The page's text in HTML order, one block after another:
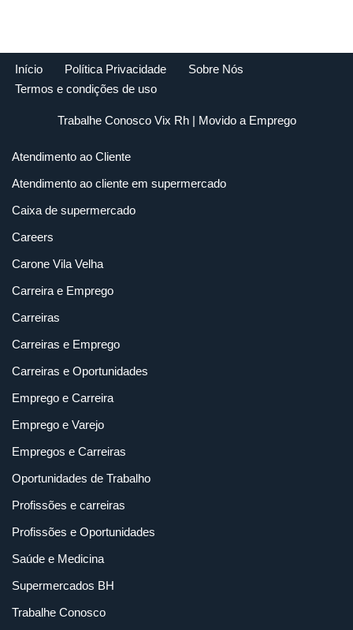
Início Política Privacidade
Sobre Nós
Termos e condições de uso
Trabalhe Conosco Vix Rh| Movido a Emprego
Atendimento ao Cliente
Atendimento ao cliente em supermercado
Caixa de supermercado
Careers
Carone Vila Velha
Carreira e Emprego
Carreiras
Carreiras e Emprego
Carreiras e Oportunidades
Emprego e Carreira
Emprego e Varejo
Empregos e Carreiras
Oportunidades de Trabalho
Profissões e carreiras
Profissões e Oportunidades
Saúde e Medicina
Supermercados BH
Trabalhe Conosco